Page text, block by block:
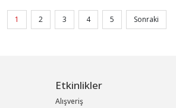
1 2 3 4 5 Sonraki
Etkinlikler
Alışveriş